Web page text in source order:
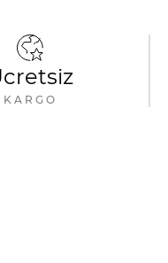
KARGO